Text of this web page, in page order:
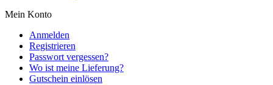
Mein Konto
Anmelden
Registrieren
Passwort vergessen?
Wo ist meine Lieferung?
Gutschein einlösen